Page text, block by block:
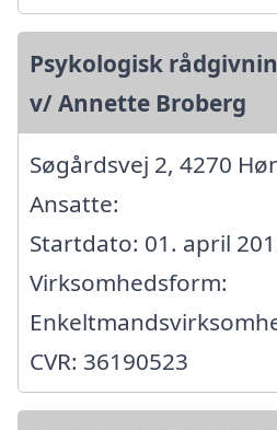
Psykologisk
v/ Annette Broberg
Søgårdsvej 2, 4270
Ansatte:
Startdato: 01. april
Virksomhedsform:
CVR: 36190523